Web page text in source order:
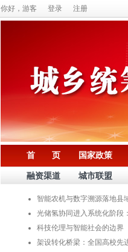
你好，游客 登录 注册
首 页 国家政策
融资渠道 城市联盟
智能农机与数字溯源落地县
光储氢协同进入系统化阶段
科技伦理与智能社会的边界
架设转化桥梁：全国高校先